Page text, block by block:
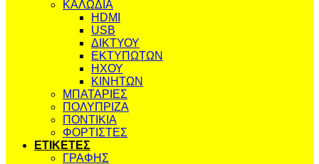
ΚΑΛΩΔΙΑ
HDMI
USB
ΔΙΚΤΥΟΥ
ΕΚΤΥΠΩΤΩΝ
ΗΧΟΥ
ΚΙΝΗΤΩΝ
ΜΠΑΤΑΡΙΕΣ
ΠΟΛΥΠΡΙΖΑ
ΠΟΝΤΙΚΙΑ
ΦΟΡΤΙΣΤΕΣ
ΕΤΙΚΕΤΕΣ
ΓΡΑΦΗΣ